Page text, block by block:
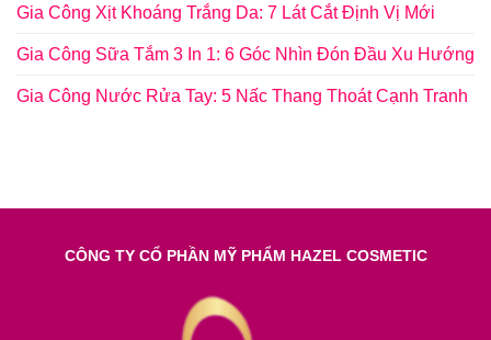
Gia Công Xịt Khoáng Trắng Da: 7 Lát Cắt Định Vị Mới
Gia Công Sữa Tắm 3 In 1: 6 Góc Nhìn Đón Đầu Xu Hướng
Gia Công Nước Rửa Tay: 5 Nấc Thang Thoát Cạnh Tranh
CÔNG TY CỔ PHẦN MỸ PHẨM HAZEL COSMETIC